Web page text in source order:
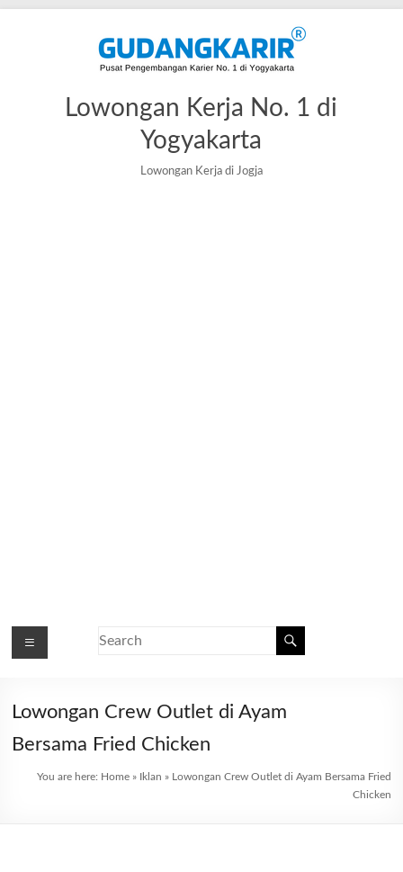
Lowongan Kerja No. 1 di
Yogyakarta
Lowongan Kerja di Jogja
Lowongan Crew Outlet di Ayam
Bersama Fried Chicken
You are here: Home» Iklan » Lowongan Crew Outlet di Ayam Bersama Fried
Chicken